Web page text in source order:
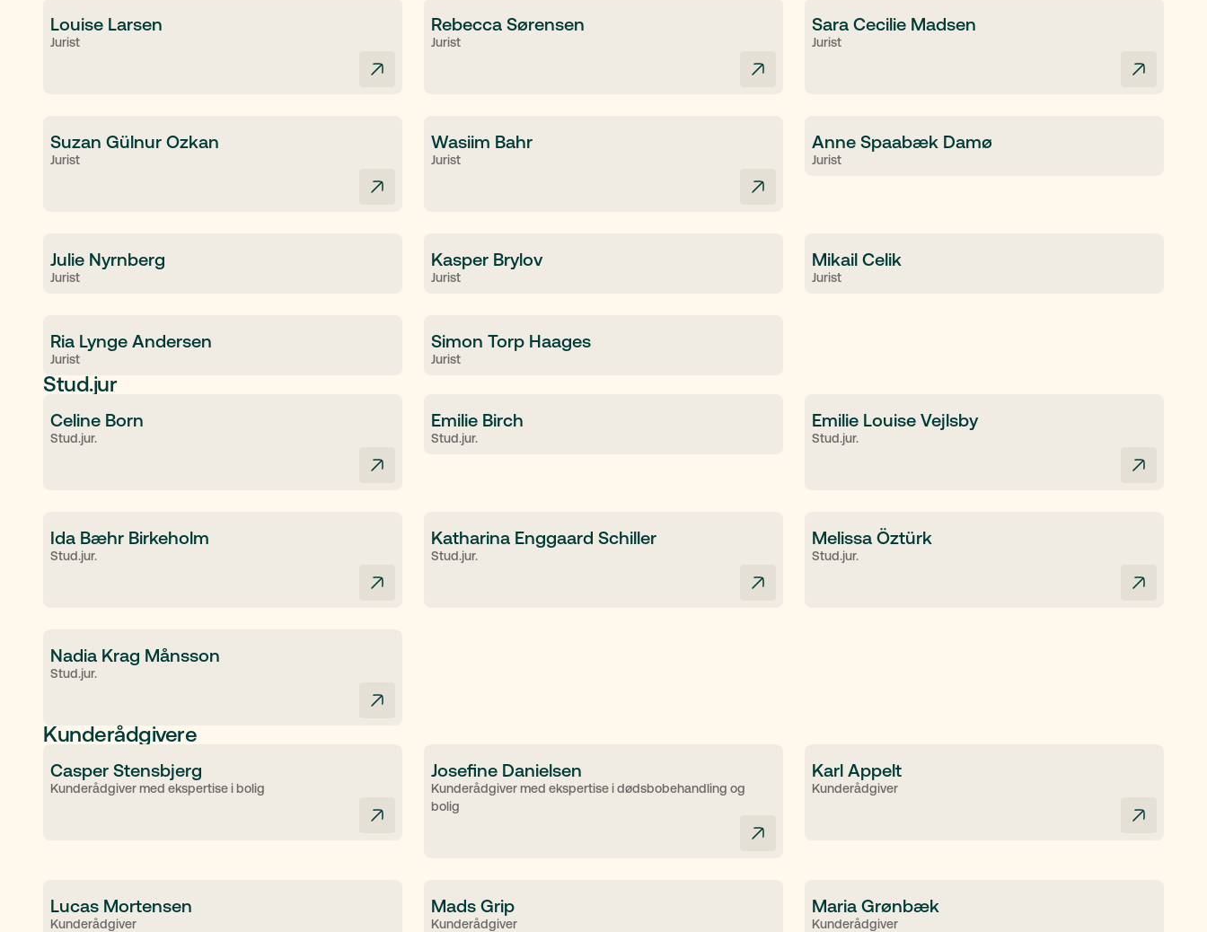
Louise Larsen
Jurist
Rebecca Sørensen
Jurist
Sara Cecilie Madsen
Jurist
Suzan Gülnur Ozkan
Jurist
Wasiim Bahr
Jurist
Anne Spaabæk Damø
Jurist
Julie Nyrnberg
Jurist
Kasper Brylov
Jurist
Mikail Celik
Jurist
Ria Lynge Andersen
Jurist
Simon Torp Haages
Jurist
Stud.jur
Celine Born
Stud.jur.
Emilie Birch
Stud.jur.
Emilie Louise Vejlsby
Stud.jur.
Ida Bæhr Birkeholm
Stud.jur.
Katharina Enggaard Schiller
Stud.jur.
Melissa Öztürk
Stud.jur.
Nadia Krag Månsson
Stud.jur.
Kunderådgivere
Casper Stensbjerg
Kunderådgiver med ekspertise i bolig
Josefine Danielsen
Kunderådgiver med ekspertise i dødsbobehandling og
bolig
Karl Appelt
Kunderådgiver
Lucas Mortensen
Kunderådgiver
Mads Grip
Kunderådgiver
Maria Grønbæk
Kunderådgiver